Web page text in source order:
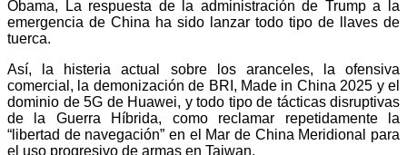
Obama, La respuesta de la administración de Trump a la
emergencia de China ha sido lanzar todo tipo de llaves de
tuerca.
Así, la histeria actual sobre los aranceles, la ofensiva
comercial, la demonización de BRI, Made in China 2025 y el
dominio de 5G de Huawei, y todo tipo de tácticas disruptivas
de la Guerra Híbrida, como reclamar repetidamente la
“libertad de navegación” en el Mar de China Meridional para
el uso progresivo de armas en Taiwan.